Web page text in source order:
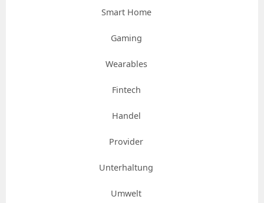
Smart Home
Gaming
Wearables
Fintech
Handel
Provider
Unterhaltung
Umwelt